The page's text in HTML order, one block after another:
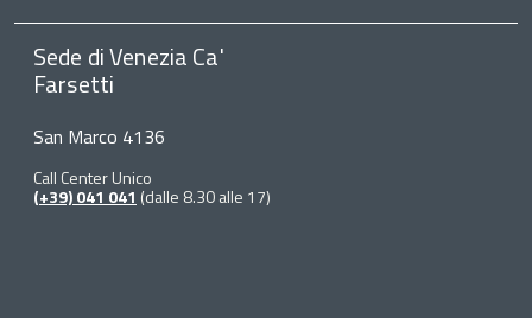
Sede di Venezia Ca'
Farsetti
San Marco 4136
Call Center Unico
(+39) 041 041 (dalle 8.30 alle 17)